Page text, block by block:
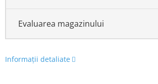
Evaluarea magazinului
Informaţii detaliate